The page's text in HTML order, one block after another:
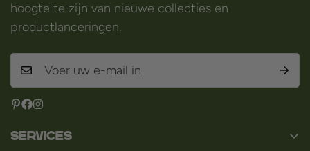
hoogte te zijn van nieuwe collecties en
productlanceringen.
Services